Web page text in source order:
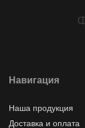
Навигация
Наша продукция
Доставка и оплата